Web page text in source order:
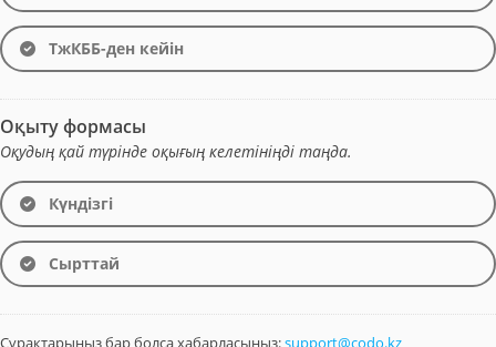
ТжКББ-ден кейін
Оқыту формасы
Оқудың қай түрінде оқығың келетініңді таңда.
Күндізгі
Сырттай
Сұрақтарыңыз бар болса хабарласыңыз:support@codo.kz